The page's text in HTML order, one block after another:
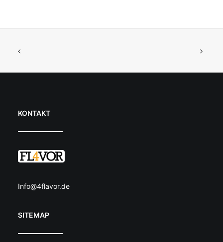
KONTAKT
Info@4flavor.de
SITEMAP